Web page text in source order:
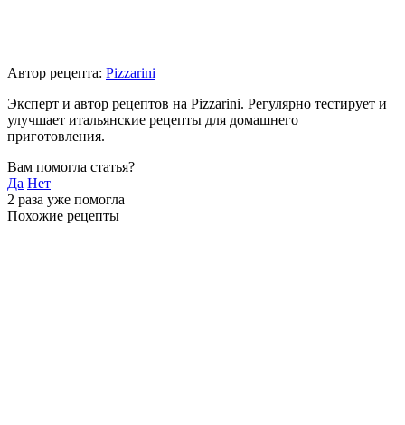
Автор рецепта: Pizzarini
Эксперт и автор рецептов на Pizzarini. Регулярно тестирует и
улучшает итальянские рецепты для домашнего
приготовления.
Вам помогла статья?
Да Нет
2 раза уже помогла
Похожие рецепты